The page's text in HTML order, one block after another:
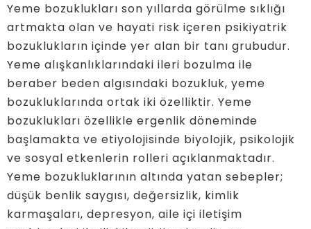
Yeme bozuklukları son yıllarda görülme sıklığı
artmakta olan ve hayati risk içeren psikiyatrik
bozuklukların içinde yer alan bir tanı grubudur.
Yeme alışkanlıklarındaki ileri bozulma ile
beraber beden algısındaki bozukluk, yeme
bozukluklarında ortak iki özelliktir. Yeme
bozuklukları özellikle ergenlik döneminde
başlamakta ve etiyolojisinde biyolojik, psikolojik
ve sosyal etkenlerin rolleri açıklanmaktadır.
Yeme bozukluklarının altında yatan sebepler;
düşük benlik saygısı, değersizlik, kimlik
karmaşaları, depresyon, aile içi iletişim